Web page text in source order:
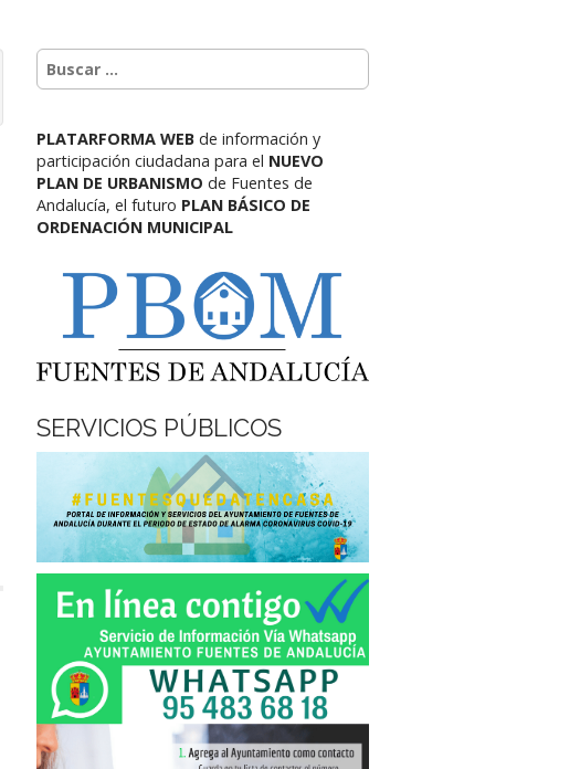
PLATARFORMA WEBde información y
participación ciudadana para el NUEVO
PLAN DE URBANISMOde Fuentes de
Andalucía, el futuro PLAN BÁSICO DE
ORDENACIÓN MUNICIPAL
SERVICIOS PÚBLICOS